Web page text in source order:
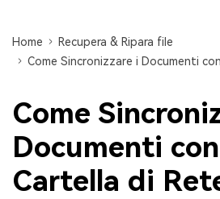
Home
Recupera & Ripara file
Come Sincronizzare i Documenti
Come
Documenti
Cartella di